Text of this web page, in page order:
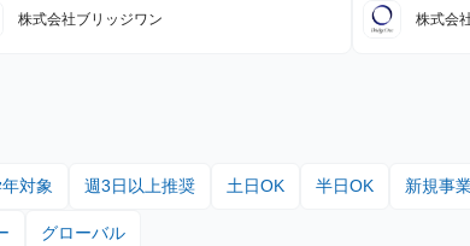
株式会社ブリッジワン 株式会
対象 週3日以上推奨 土日OK 半日OK 新規事
グローバル